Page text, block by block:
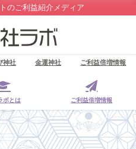
のご利益紹介メディア
神社 金運神社 ご利益倍増情報
ボとは ご利益倍増情報